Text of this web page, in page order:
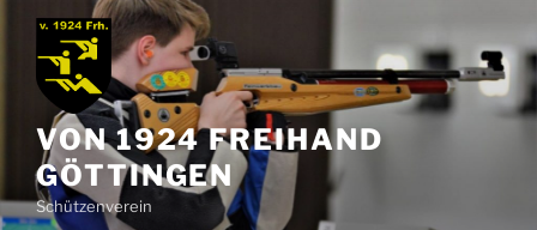
Zum
springen
VON 1924 FREIHAND
GÖTTINGEN
Schützenverein